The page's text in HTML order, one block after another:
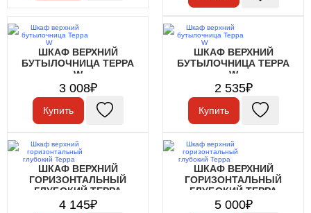
ШКАФ ВЕРХНИЙ
БУТЫЛОЧНИЦА ТЕРРА
W
3 008₽
Купить
ШКАФ ВЕРХНИЙ
БУТЫЛОЧНИЦА ТЕРРА
W
2 535₽
Купить
ШКАФ ВЕРХНИЙ
ГОРИЗОНТАЛЬНЫЙ
ГЛУБОКИЙ ТЕРРА
4 145₽
ШКАФ ВЕРХНИЙ
ГОРИЗОНТАЛЬНЫЙ
ГЛУБОКИЙ ТЕРРА
5 000₽